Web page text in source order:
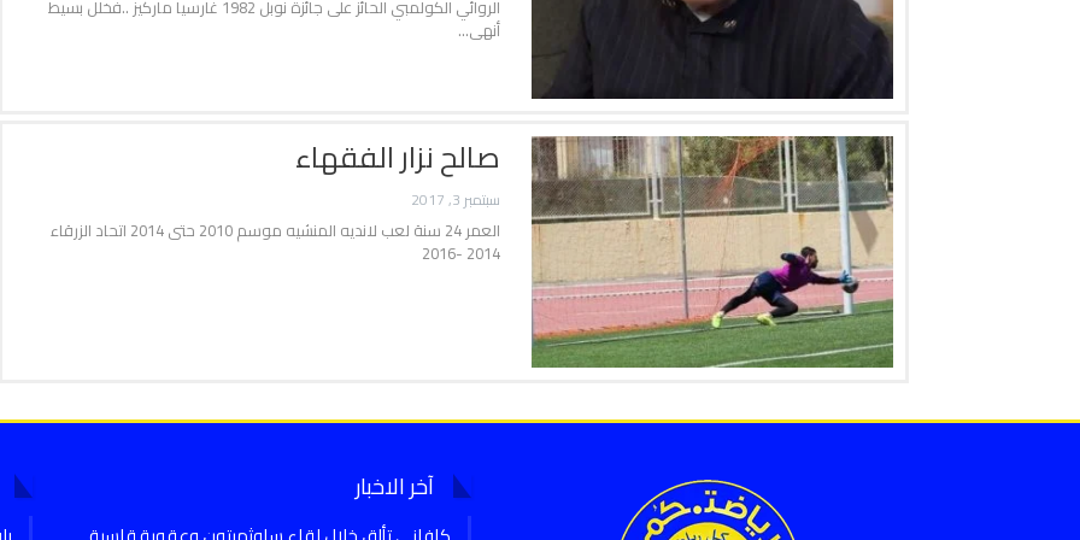
الروائي الكولمبي الحائز على جائزة نوبل 1982 غارسيا ماركيز ..فخلل بسيط
أنهى…
صالح نزار الفقهاء
سبتمبر 3, 2017
العمر 24 سنة لعب لانديه المنشيه موسم 2010 حتى 2014 اتحاد الزرقاء
2014 -2016
آخر الاخبار